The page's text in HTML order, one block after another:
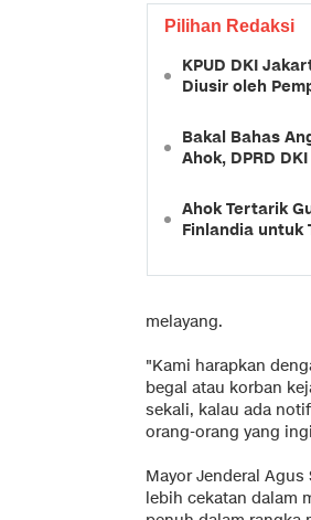
Pilihan Redaksi
KPUD DKI
Diusir oleh
Bakal Bahas
Ahok, DPRD
Ahok Tertarik
Finlandia untuk
melayang.
"Kami harapkan
begal atau korban
sekali, kalau ada
orang-orang yang
Mayor Jenderal
lebih cekatan dalam